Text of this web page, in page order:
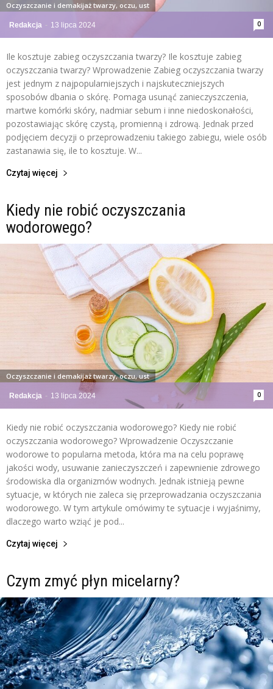
Redakcja - 13 lipca 2024 0
Oczyszczanie i demakijaż twarzy, oczu, ust
Ile kosztuje zabieg oczyszczania twarzy? Ile kosztuje zabieg
oczyszczania twarzy? Wprowadzenie Zabieg oczyszczania twarzy
jest jednym z najpopularniejszych i najskuteczniejszych
sposobów dbania o skórę. Pomaga usunąć zanieczyszczenia,
martwe komórki skóry, nadmiar sebum i inne niedoskonałości,
pozostawiając skórę czystą, promienną i zdrową. Jednak przed
podjęciem decyzji o przeprowadzeniu takiego zabiegu, wiele osób
zastanawia się, ile to kosztuje. W...
Czytaj więcej
Kiedy nie robić oczyszczania
wodorowego?
Redakcja - 13 lipca 2024 0
Oczyszczanie i demakijaż twarzy, oczu, ust
Kiedy nie robić oczyszczania wodorowego? Kiedy nie robić
oczyszczania wodorowego? Wprowadzenie Oczyszczanie
wodorowe to popularna metoda, która ma na celu poprawę
jakości wody, usuwanie zanieczyszczeń i zapewnienie zdrowego
środowiska dla organizmów wodnych. Jednak istnieją pewne
sytuacje, w których nie zaleca się przeprowadzania oczyszczania
wodorowego. W tym artykule omówimy te sytuacje i wyjaśnimy,
dlaczego warto wziąć je pod...
Czytaj więcej
Czym zmyć płyn micelarny?